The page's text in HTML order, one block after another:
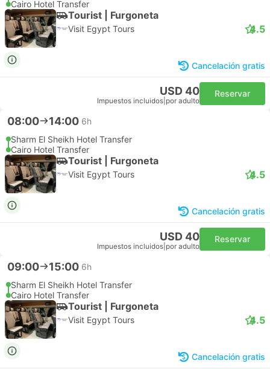
Cairo Hotel Transfer
Tourist | Furgoneta
Visit Egypt Tours 4.5
Cancelación gratis
USD 40
Impuestos incluidos por adulto
Reservar
08:00 14:00 6h
Sharm El Sheikh Hotel Transfer
Cairo Hotel Transfer
Tourist | Furgoneta
Visit Egypt Tours 4.5
Cancelación gratis
USD 40
Impuestos incluidos por adulto
Reservar
09:00 15:00 6h
Sharm El Sheikh Hotel Transfer
Cairo Hotel Transfer
Tourist | Furgoneta
Visit Egypt Tours 4.5
Cancelación gratis